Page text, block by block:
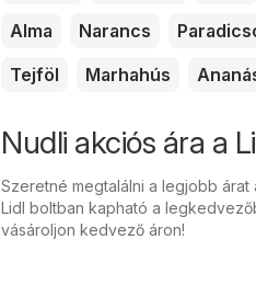
Alma
Narancs
Tejföl
Marhahús
Nudli akciós ára a
Szeretné megtalálni a legjobb
Lidl boltban kapható a
vásároljon kedvező áron!